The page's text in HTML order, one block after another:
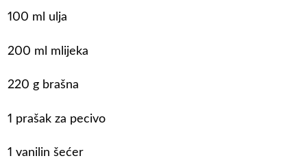
100 ml ulja
200 ml mlijeka
220 g brašna
1 prašak za pecivo
1 vanilin šećer